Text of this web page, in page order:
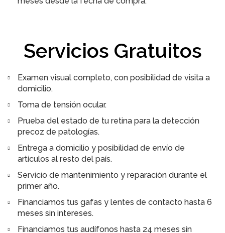
Servicios Gratuitos
Examen visual completo, con posibilidad de visita a
domicilio.
Toma de tensión ocular.
Prueba del estado de tu retina para la detección
precoz de patologías.
Entrega a domicilio y posibilidad de envío de
artículos al resto del país.
Servicio de mantenimiento y reparación durante el
primer año.
Financiamos tus gafas y lentes de contacto hasta 6
meses sin intereses.
Financiamos tus audífonos hasta 24 meses sin